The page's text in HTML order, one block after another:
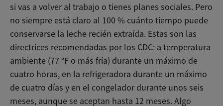
si vas a volver al trabajo o tienes planes sociales. Pero
no siempre está claro al 100 % cuánto tiempo puede
conservarse la leche recién extraída. Estas son las
directrices recomendadas por los CDC: a temperatura
ambiente (77 °F o más fría) durante un máximo de
cuatro horas, en la refrigeradora durante un máximo
de cuatro días y en el congelador durante unos seis
meses, aunque se aceptan hasta 12 meses. Algo